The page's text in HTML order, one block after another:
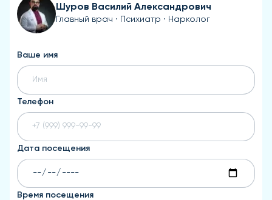
Шуров Василий Александрович
Главный врач · Психиатр · Нарколог
Ваше имя
Телефон
Дата посещения
Время посещения